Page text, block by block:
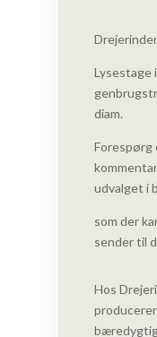
Lysestage
diam.
Forespørg
udvalget i
som der
sender til
Hos